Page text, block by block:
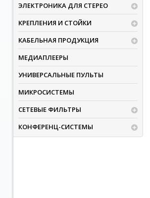
ЭЛЕКТРОНИКА ДЛЯ СТЕРЕО
КРЕПЛЕНИЯ И СТОЙКИ
КАБЕЛЬНАЯ ПРОДУКЦИЯ
МЕДИАПЛЕЕРЫ
УНИВЕРСАЛЬНЫЕ ПУЛЬТЫ
МИКРОСИСТЕМЫ
СЕТЕВЫЕ ФИЛЬТРЫ
КОНФЕРЕНЦ-СИСТЕМЫ